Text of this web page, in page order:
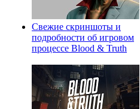
Свежие скриншоты и
подробности об игровом
процессе Blood & Truth